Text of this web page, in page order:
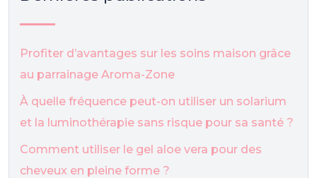
Profiter d’avantages sur les soins maison grâce
au parrainage Aroma-Zone
À quelle fréquence peut-on utiliser un solarium
et la luminothérapie sans risque pour sa santé ?
Comment utiliser le gel aloe vera pour des
cheveux en pleine forme ?